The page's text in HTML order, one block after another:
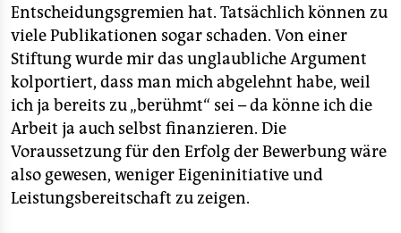
Entscheidungsgremien hat. Tatsächlich können zu
viele Publikationen sogar schaden. Von einer
Stiftung wurde mir das unglaubliche Argument
kolportiert, dass man mich abgelehnt habe, weil
ich ja bereits zu „berühmt“ sei – da könne ich die
Arbeit ja auch selbst finanzieren. Die
Voraussetzung für den Erfolg der Bewerbung wäre
also gewesen, weniger Eigeninitiative und
Leistungsbereitschaft zu zeigen.